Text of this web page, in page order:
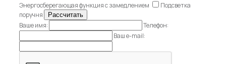
Энергосберегающая функция с замедлением
Подсветка
поручня
Ваше имя:
Телефон:
Ваш e-mail: